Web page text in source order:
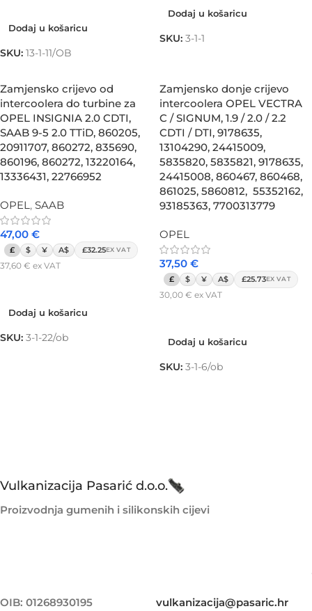
Dodaj u košaricu
SKU: 13-1-11/OB
Dodaj u košaricu
SKU: 3-1-1
Zamjensko crijevo od
intercoolera do turbine za
OPEL INSIGNIA 2.0 CDTI,
SAAB 9-5 2.0 TTiD, 860205,
20911707, 860272, 835690,
860196, 860272, 13220164,
13336431, 22766952
OPEL , SAAB
47,00 €
£ $ ¥ A$ £32.25EX VAT
37,60 € ex VAT
Dodaj u košaricu
SKU: 3-1-22/ob
Zamjensko donje crijevo
intercoolera OPEL VECTRA
C / SIGNUM, 1.9 / 2.0 / 2.2
CDTI / DTI, 9178635,
13104290, 24415009,
5835820, 5835821, 9178635,
24415008, 860467, 860468,
861025, 5860812, 55352162,
93185363, 7700313779
OPEL
37,50 €
£ $ ¥ A$ £25.73EX VAT
30,00 € ex VAT
Dodaj u košaricu
SKU: 3-1-6/ob
Vulkanizacija Pasarić d.o.o.
Proizvodnja gumenih i silikonskih cijevi
OIB: 01268930195
vulkanizacija@pasaric.hr